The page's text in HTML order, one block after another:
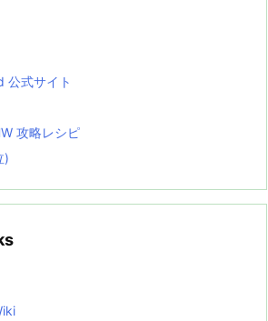
公式サイト
攻略レシピ
)